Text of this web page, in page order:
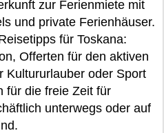
zur Ferienmiete mit
und private Ferienhäuser.
für Toskana:
Offerten für den aktiven
Kultururlauber oder Sport
für die freie Zeit für
unterwegs oder auf